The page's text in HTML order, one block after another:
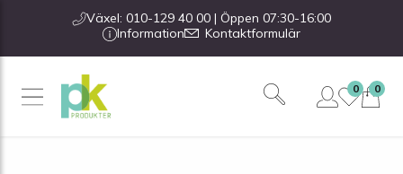
Växel: 010-129 40 00 | Öppen 07:30-16:00
Information
Kontaktformulär
0
0